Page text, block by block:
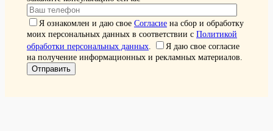
Я ознакомлен и даю свое Согласие на сбор и обработку
моих персональных данных в соответствии с Политикой
обработки персональных данных.
Я даю свое согласие
на получение информационных и рекламных материалов.